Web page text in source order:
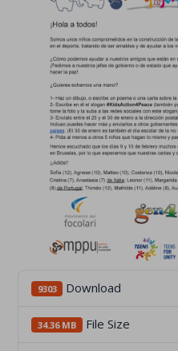
9303 Download
34.36 MB File Size